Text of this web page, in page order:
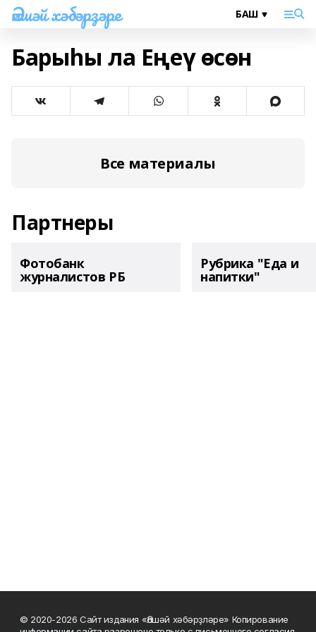
Әлшәй хәбәрҙәре
Барыһы ла Еңеү өсөн
Все материалы
Партнеры
Фотобанк
журналистов РБ
Рубрика "Еда и
напитки"
© 2020-2026 Сайт издания «Әлшәй хәбәрҙләре» Копирование